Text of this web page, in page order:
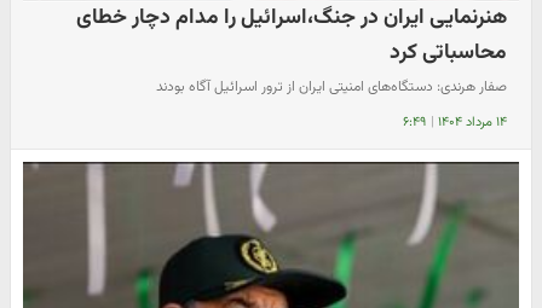
هنرنمایی ایران در جنگ،اسرائیل را مدام دچار خطای
محاسباتی کرد
صفار هرندی: دستگاه‌های امنیتی ایران از ترور اسرائیل آگاه بودند
۱۴ مرداد ۱۴۰۴ | ۶:۴۹